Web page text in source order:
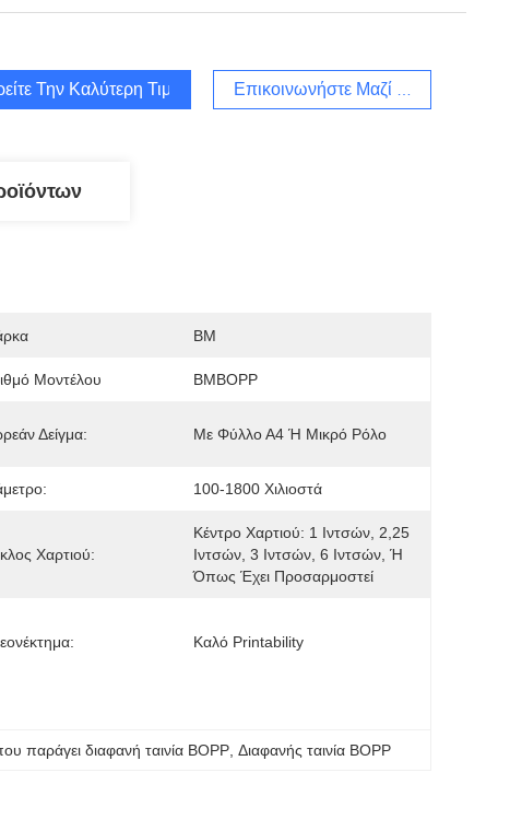
Την Καλύτερη Τιμή Επικοινωνήστε Μαζί Μας
BM
Μοντέλου BMBOPP
Δείγμα: Με Φύλλο Α4 Ή Μικρό Ρόλο
100-1800 Χιλιοστά
Χαρτιού:
Κέντρο Χαρτιού: 1 Ιντσών, 2,25
Ιντσών, 3 Ιντσών, 6 Ιντσών, Ή
Όπως Έχει Προσαρμοστεί
Καλό Printability
παράγει διαφανή ταινία BOPP , Διαφανής ταινία BOPP